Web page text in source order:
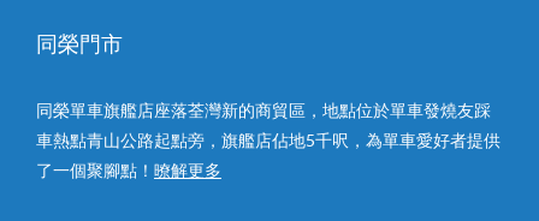
同榮門市
同榮單車旗艦店座落荃灣新的商貿區，地點位於單車發燒友踩
車熱點青山公路起點旁，旗艦店佔地5千呎，為單車愛好者提供
了一個聚腳點！ 暸解更多